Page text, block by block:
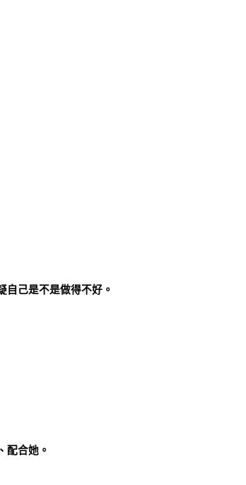
自己是不是做得不好。
配合她。